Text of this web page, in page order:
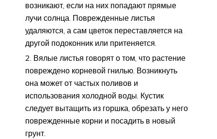
возникают, если на них попадают прямые
лучи солнца. Поврежденные листья
удаляются, а сам цветок переставляется на
другой подоконник или притеняется.
Вялые листья говорят о том, что растение
повреждено корневой гнилью. Возникнуть
она может от частых поливов и
использования холодной воды. Кустик
следует вытащить из горшка, обрезать у него
поврежденные корни и посадить в новый
грунт.